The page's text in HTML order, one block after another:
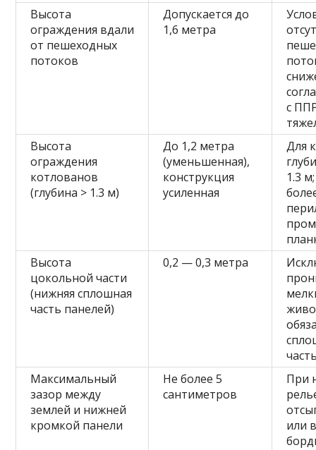
Высота
ограждения вдали
от пешеходных
потоков
Допускается до
1,6 метра
с
Высота
ограждения
котлованов
(глубина > 1.3 м)
До 1,2 метра
(уменьшенная),
конструкция
усиленная
Для
1.3
Высота
цокольной части
(нижняя сплошная
часть панелей)
0,2 — 0,3 метра
Максимальный
зазор между
землей и нижней
кромкой панели
Не более 5
сантиметров
При
или